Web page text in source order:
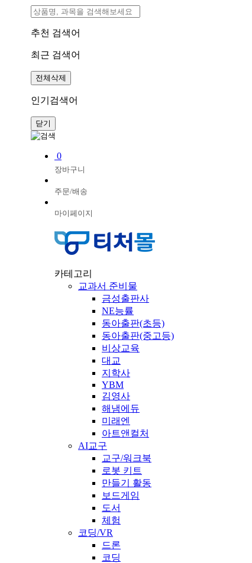
추천 검색어
최근 검색어
전체삭제
인기검색어
닫기
0
장바구니
주문/배송
마이페이지
카테고리
교과서 준비물
금성출판사
NE능률
동아출판(초등)
동아출판(중고등)
비상교육
대교
지학사
YBM
김영사
해냄에듀
미래엔
아트앤컬처
AI교구
교구/워크북
로봇 키트
만들기 활동
보드게임
도서
체험
코딩/VR
드론
코딩